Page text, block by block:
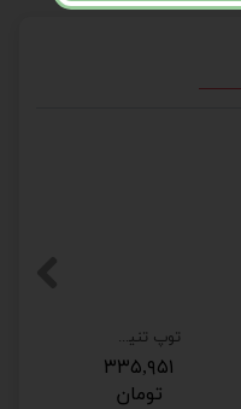
توپ تنیس روی میز کاپ بسته دو عددی
۳۳۵,۹۵۱
تومان